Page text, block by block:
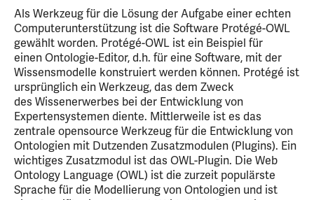
Als Werkzeug für die Lösung der Aufgabe einer echten
Computerunterstützung ist die Software Protégé-OWL
gewählt worden. Protégé-OWL ist ein Beispiel für
einen Ontologie-Editor, d.h. für eine Software, mit der
Wissensmodelle konstruiert werden können. Protégé ist
ursprünglich ein Werkzeug, das dem Zweck
des Wissenerwerbes bei der Entwicklung von
Expertensystemen diente. Mittlerweile ist es das
zentrale opensource Werkzeug für die Entwicklung von
Ontologien mit Dutzenden Zusatzmodulen (Plugins). Ein
wichtiges Zusatzmodul ist das OWL-Plugin. Die Web
Ontology Language (OWL) ist die zurzeit populärste
Sprache für die Modellierung von Ontologien und ist